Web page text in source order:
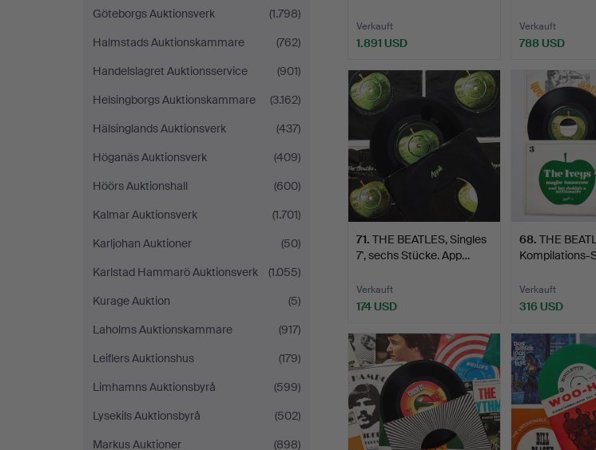
Göteborgs Auktionsverk
(1.798)
Halmstads Auktionskammare
(762)
Handelslagret Auktionsservice
(901)
Helsingborgs Auktionskammare
(3.162)
Hälsinglands Auktionsverk
(437)
Höganäs Auktionsverk
(409)
Höörs Auktionshall
(600)
Kalmar Auktionsverk
(1.701)
Karljohan Auktioner
(50)
Karlstad Hammarö Auktionsverk
(1.055)
Kurage Auktion
(5)
Laholms Auktionskammare
(917)
Leiflers Auktionshus
(179)
Limhamns Auktionsbyrå
(599)
Lysekils Auktionsbyrå
(502)
Markus Auktioner
(898)
Verkauft
1.891 USD
Verkauft
788 USD
Objekt
71. THE BEATLES, Singles
7', sechs Stücke. App…
Verkauft
174 USD
68. THE
Kompilations-
Verkauft
316 USD